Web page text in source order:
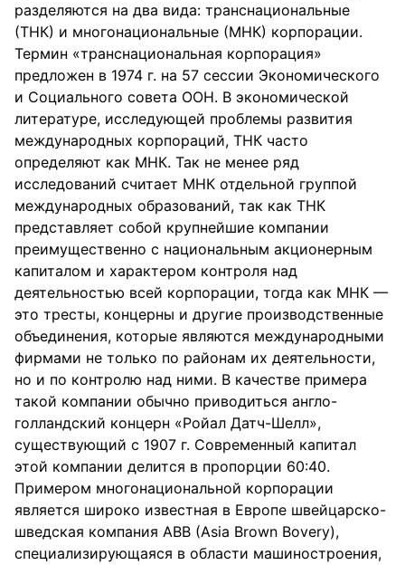
разделяются на два вида: транснациональные
(ТНК) и многонациональные (МНК) корпорации.
Термин «транснациональная корпорация»
предложен в 1974 г. на 57 сессии Экономического
и Социального совета ООН. В экономической
литературе, исследующей проблемы развития
международных корпораций, ТНК часто
определяют как МНК. Так не менее ряд
исследований считает МНК отдельной группой
международных образований, так как ТНК
представляет собой крупнейшие компании
преимущественно с национальным акционерным
капиталом и характером контроля над
деятельностью всей корпорации, тогда как МНК —
это тресты, концерны и другие производственные
объединения, которые являются международными
фирмами не только по районам их деятельности,
но и по контролю над ними. В качестве примера
такой компании обычно приводиться англо-
голландский концерн «Ройал Датч-Шелл»,
существующий с 1907 г. Современный капитал
этой компании делится в пропорции 60:40.
Примером многонациональной корпорации
является широко известная в Европе швейцарско-
шведская компания ABB (Asia Brown Bovery),
специализирующаяся в области машиностроения,